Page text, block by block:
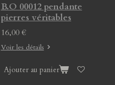
B.O 00012 pendante
pierres véritables
16,00 €
Voir les détails
Ajouter au panier